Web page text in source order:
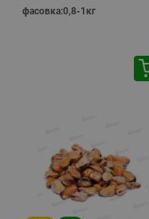
фасовка:0,8-1кг